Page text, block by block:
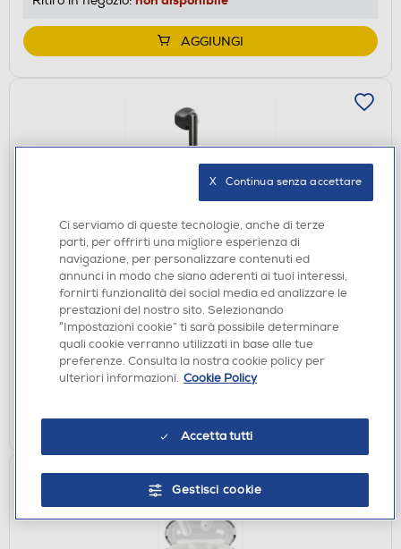
AGGIUNGI
AURICOLARI
TECHLIFE - TLEARPHONESBK - TRUE WIRELESS
EARPHONES-Nero
€ 14,90
Acquisto online:disponibile
Ritiro in negozio in 30' gratuito:verifica
AGGIUNGI
Ci serviamo di queste tecnologie, anche di terze
parti, per offrirti una migliore esperienza di
navigazione, per personalizzare contenuti ed
annunci in modo che siano aderenti ai tuoi interessi,
fornirti funzionalità dei social media ed analizzare le
prestazioni del nostro sito. Selezionando
“Impostazioni cookie” ti sarà possibile determinare
quali cookie verranno utilizzati in base alle tue
preferenze. Consulta la nostra cookie policy per
ulteriori informazioni. Cookie Policy
Accetta tutti
Gestisci cookie
X   Continua senza accettare